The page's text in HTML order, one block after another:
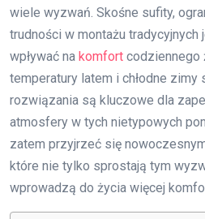
wiele wyzwań. Skośne sufity,
trudności w montażu
wpływać na komfort codziennego
temperatury latem i chłodne
rozwiązania są kluczowe dla
atmosfery w tych nietypowych
zatem przyjrzeć się
które nie tylko sprostają tym
wprowadzą do życia więcej